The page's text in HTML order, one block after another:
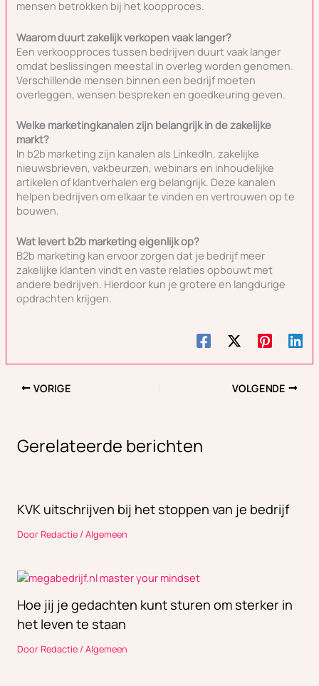
mensen betrokken bij het koopproces.
Waarom duurt zakelijk verkopen vaak langer?
Een verkoopproces tussen bedrijven duurt vaak langer
omdat beslissingen meestal in overleg worden genomen.
Verschillende mensen binnen een bedrijf moeten
overleggen, wensen bespreken en goedkeuring geven.
Welke marketingkanalen zijn belangrijk in de zakelijke
markt?
In b2b marketing zijn kanalen als LinkedIn, zakelijke
nieuwsbrieven, vakbeurzen, webinars en inhoudelijke
artikelen of klantverhalen erg belangrijk. Deze kanalen
helpen bedrijven om elkaar te vinden en vertrouwen op te
bouwen.
Wat levert b2b marketing eigenlijk op?
B2b marketing kan ervoor zorgen dat je bedrijf meer
zakelijke klanten vindt en vaste relaties opbouwt met
andere bedrijven. Hierdoor kun je grotere en langdurige
opdrachten krijgen.
VORIGE VOLGENDE
Gerelateerde berichten
KVK uitschrijven bij het stoppen van je bedrijf
DoorRedactie / Algemeen
Hoe jij je gedachten kunt sturen om sterker in
het leven te staan
DoorRedactie / Algemeen